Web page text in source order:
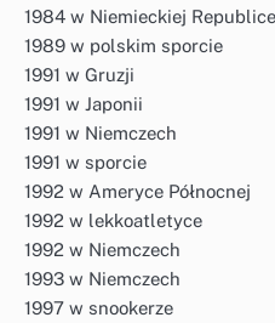
1984 w Niemieckiej
1989 w polskim sporcie
1991 w Gruzji
1991 w Japonii
1991 w Niemczech
1991 w sporcie
1992 w Ameryce Północnej
1992 w lekkoatletyce
1992 w Niemczech
1993 w Niemczech
1997 w snookerze